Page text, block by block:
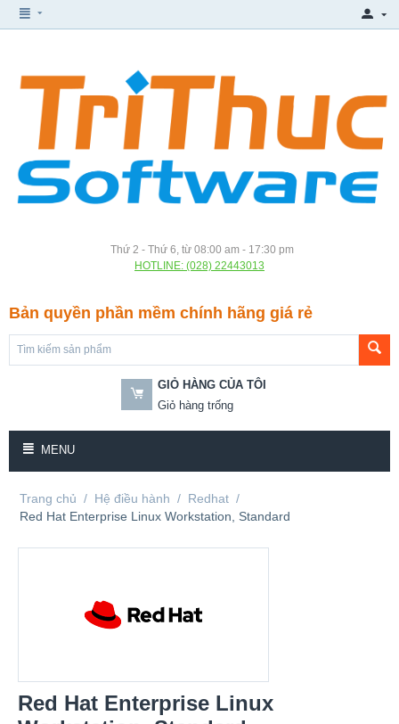
Thứ 2 - Thứ 6, từ 08:00 am - 17:30 pm
HOTLINE: (028) 22443013
Bản quyền phần mềm chính hãng giá rẻ
GIỎ HÀNG CỦA TÔI
Giỏ hàng trống
MENU
Trang chủ / Hệ điều hành / Redhat /
Red Hat Enterprise Linux Workstation, Standard
Red Hat Enterprise Linux